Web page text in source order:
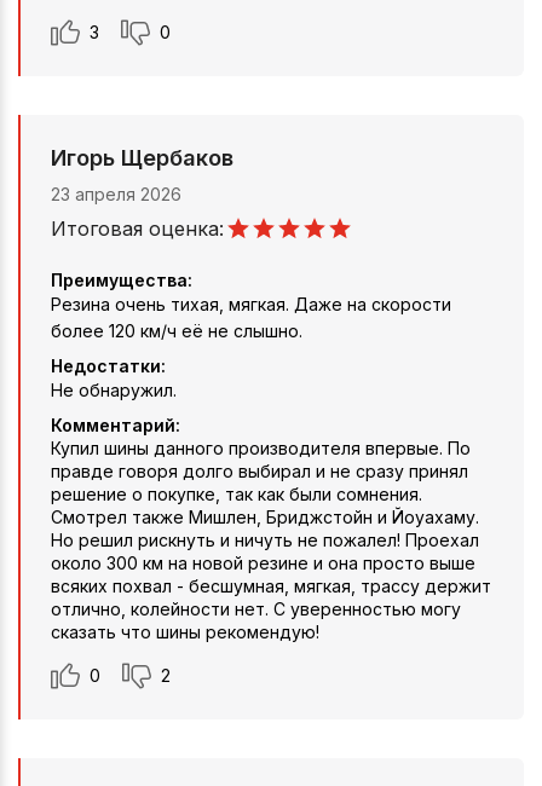
3 0
Игорь Щербаков
23 апреля 2026
Итоговая оценка:
Преимущества:
Резина очень тихая, мягкая. Даже на скорости
более 120 км/ч её не слышно.
Недостатки:
Не обнаружил.
Комментарий:
Купил шины данного производителя впервые. По
правде говоря долго выбирал и не сразу принял
решение о покупке, так как были сомнения.
Смотрел также Мишлен, Бриджстойн и Йоуахаму.
Но решил рискнуть и ничуть не пожалел! Проехал
около 300 км на новой резине и она просто выше
всяких похвал - бесшумная, мягкая, трассу держит
отлично, колейности нет. С уверенностью могу
сказать что шины рекомендую!
0 2